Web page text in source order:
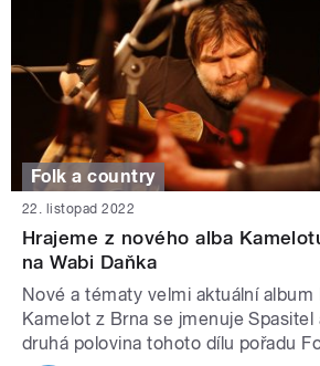
Folk a country
22. listopad 2022
Hrajeme z nového alba
na Wabi Daňka
Nové a tématy velmi aktuální
Kamelot z Brna se jmenuje Spasitel
druhá polovina tohoto dílu pořadu